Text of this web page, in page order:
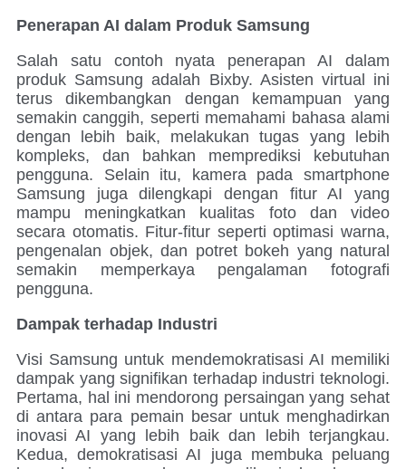
Penerapan AI dalam Produk Samsung
Salah satu contoh nyata penerapan AI dalam
produk Samsung adalah Bixby. Asisten virtual ini
terus dikembangkan dengan kemampuan yang
semakin canggih, seperti memahami bahasa alami
dengan lebih baik, melakukan tugas yang lebih
kompleks, dan bahkan memprediksi kebutuhan
pengguna. Selain itu, kamera pada smartphone
Samsung juga dilengkapi dengan fitur AI yang
mampu meningkatkan kualitas foto dan video
secara otomatis. Fitur-fitur seperti optimasi warna,
pengenalan objek, dan potret bokeh yang natural
semakin memperkaya pengalaman fotografi
pengguna.
Dampak terhadap Industri
Visi Samsung untuk mendemokratisasi AI memiliki
dampak yang signifikan terhadap industri teknologi.
Pertama, hal ini mendorong persaingan yang sehat
di antara para pemain besar untuk menghadirkan
inovasi AI yang lebih baik dan lebih terjangkau.
Kedua, demokratisasi AI juga membuka peluang